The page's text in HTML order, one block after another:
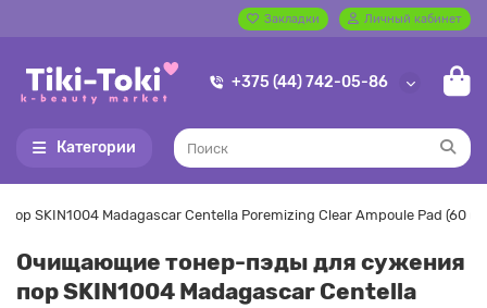
Закладки Личный кабинет
+375 (44) 742-05-86
Категории
SKIN1004 Madagascar Centella Poremizing Clear Ampoule Pad (60
Очищающие тонер-пэды для сужения
пор SKIN1004 Madagascar Centella